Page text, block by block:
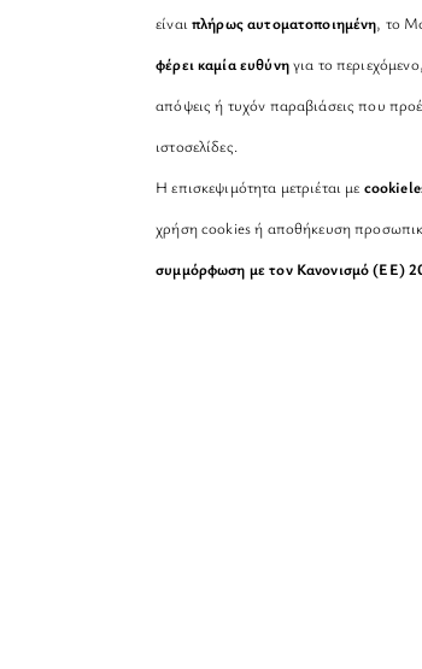
είναιπλήρως αυτοματοποιημένη, το
φέρει καμία ευθύνηγια το
απόψεις ή τυχόν παραβιάσεις που
ιστοσελίδες.
Η επισκεψιμότητα μετριέται με
χρήση cookies ή αποθήκευση
συμμόρφωση με τον Κανονισμό (ΕΕ)